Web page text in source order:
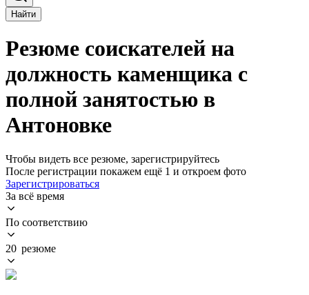
Найти
Резюме соискателей на
должность каменщика с
полной занятостью в
Антоновке
Чтобы видеть все резюме, зарегистрируйтесь
После регистрации покажем ещё 1 и откроем фото
Зарегистрироваться
За всё время
По соответствию
20 резюме